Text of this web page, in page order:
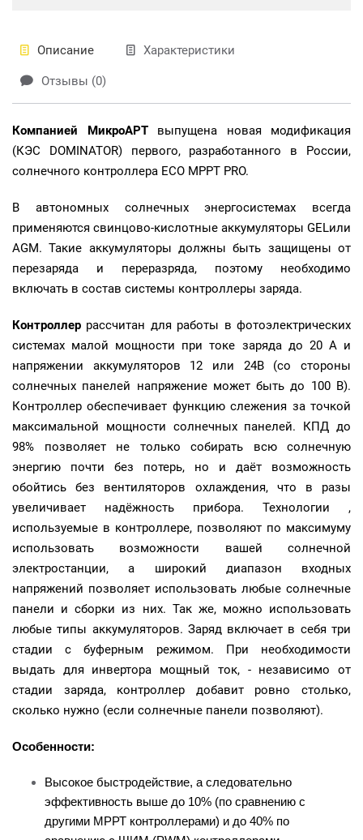
Описание Характеристики
Отзывы (0)
Компанией МикроАРТвыпущена новая модификация
(КЭС DOMINATOR) первого, разработанного в России,
солнечного контроллера ECO MPPT PRO.
В автономных солнечных энергосистемах всегда
применяются свинцово-кислотные аккумуляторы GELили
AGM. Такие аккумуляторы должны быть защищены от
перезаряда и переразряда, поэтому необходимо
включать в состав системы контроллеры заряда.
Контроллер рассчитан для работы в фотоэлектрических
системах малой мощности при токе заряда до 20 А и
напряжении аккумуляторов 12 или 24В (со стороны
солнечных панелей напряжение может быть до 100 В).
Контроллер обеспечивает функцию слежения за точкой
максимальной мощности солнечных панелей. КПД до
98% позволяет не только собирать всю солнечную
энергию почти без потерь, но и даёт возможность
обойтись без вентиляторов охлаждения, что в разы
увеличивает надёжность прибора. Технологии ,
используемые в контроллере, позволяют по максимуму
использовать возможности вашей солнечной
электростанции, а широкий диапазон входных
напряжений позволяет использовать любые солнечные
панели и сборки из них. Так же, можно использовать
любые типы аккумуляторов. Заряд включает в себя три
стадии с буферным режимом. При необходимости
выдать для инвертора мощный ток, - независимо от
стадии заряда, контроллер добавит ровно столько,
сколько нужно (если солнечные панели позволяют).
Особенности:
Высокое быстродействие, а следовательно
эффективность выше до 10% (по сравнению с
другими МРРТ контроллерами) и до 40% по